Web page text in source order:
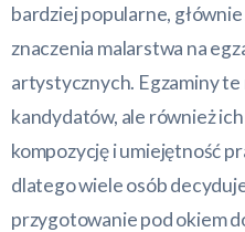
bardziej popularne,
znaczenia malarstwa na
artystycznych. Egzaminy
kandydatów, ale również
kompozycję i umiejętność
dlatego wiele osób
przygotowanie pod okiem